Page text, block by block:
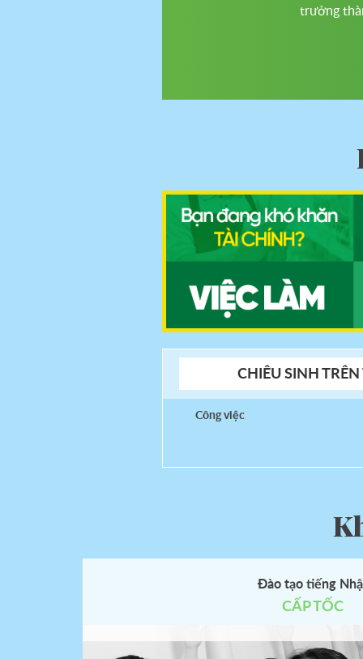
Chào buổi
tốt lành
trưởng
CHIÊU SINH
Công việc
Đào tạo tiếng
CẤP TỐC